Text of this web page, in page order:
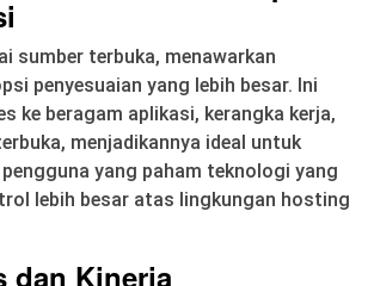
sumber terbuka, menawarkan
penyesuaian yang lebih besar. Ini
ke beragam aplikasi, kerangka kerja,
menjadikannya ideal untuk
yang paham teknologi yang
lebih besar atas lingkungan hosting
dan Kinerja